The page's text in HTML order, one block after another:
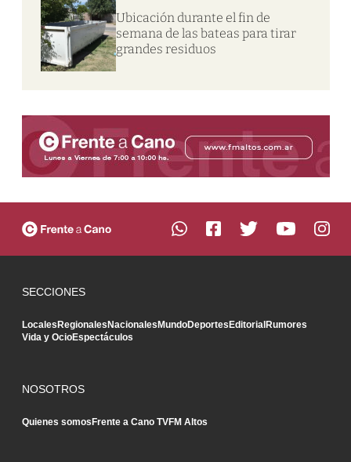
Ubicación durante el fin de
semana de las bateas para tirar
grandes residuos
SECCIONES
LocalesRegionalesNacionalesMundoDeportesEditorialRumores
Vida y OcioEspectáculos
NOSOTROS
Quienes somosFrente a Cano TVFM Altos